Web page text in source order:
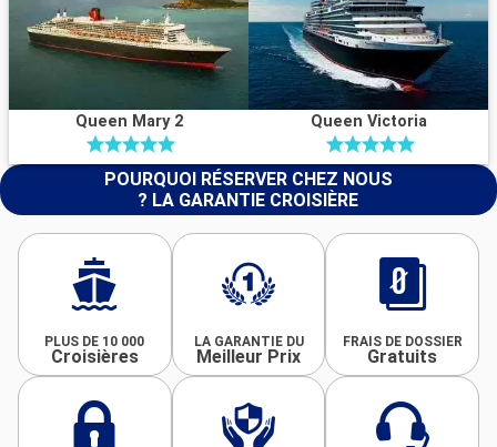
Queen Mary 2 Queen Victoria
POURQUOI RÉSERVER CHEZ NOUS
? LA GARANTIE CROISIÈRE
PLUS DE 10 000
Croisières
LA GARANTIE DU
Meilleur Prix
FRAIS DE DOSSIER
Gratuits